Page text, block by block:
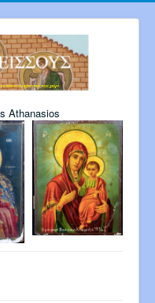
Athanasios